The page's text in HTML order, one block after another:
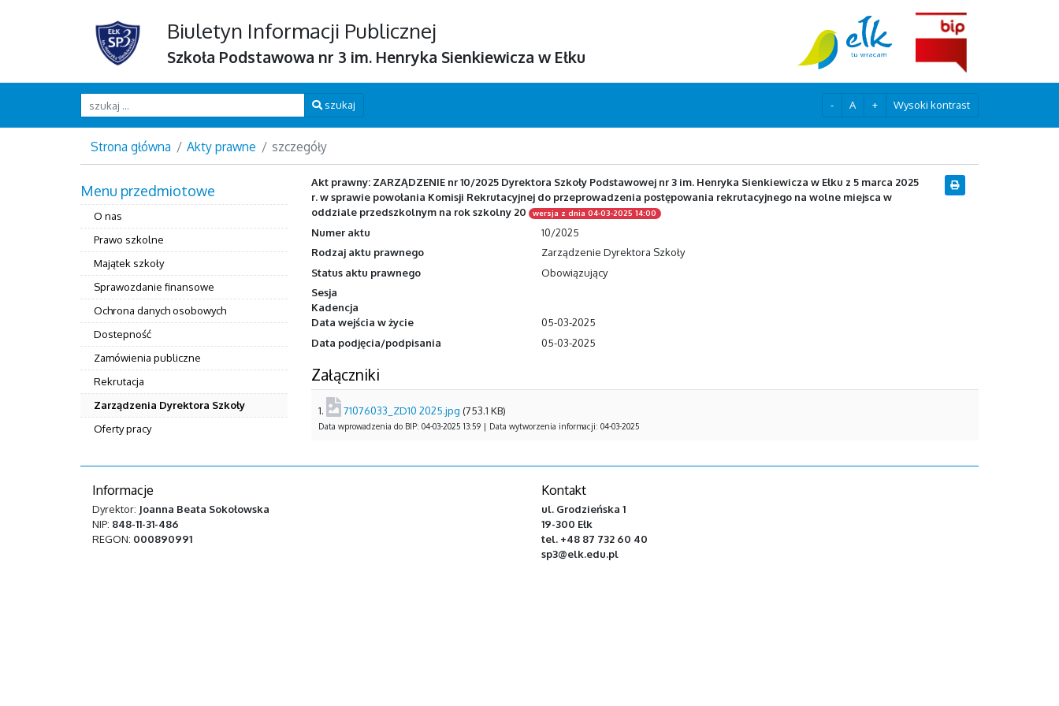
Biuletyn Informacji Publicznej
Szkoła Podstawowa nr 3 im. Henryka Sienkiewicza w Ełku
Wpisz szukaną frazę szukaj - A + Wysoki kontrast
Strona główna Akty prawne szczegóły
Menu przedmiotowe
O nas
Prawo szkolne
Majątek szkoły
Sprawozdanie finansowe
Ochrona danych osobowych
Dostepność
Zamówienia publiczne
Rekrutacja
Zarządzenia Dyrektora Szkoły
Oferty pracy
Akt prawny: ZARZĄDZENIE nr 10/2025 Dyrektora Szkoły Podstawowej nr 3 im. Henryka Sienkiewicza w Ełku z 5 marca 2025
r. w sprawie powołania Komisji Rekrutacyjnej do przeprowadzenia postępowania rekrutacyjnego na wolne miejsca w
oddziale przedszkolnym na rok szkolny 20
wersja z dnia 04-03-2025 14:00
Numer aktu
10/2025
Rodzaj aktu prawnego
Zarządzenie Dyrektora Szkoły
Status aktu prawnego
Obowiązujący
Sesja
Kadencja
Data wejścia w życie
05-03-2025
Data podjęcia/podpisania
05-03-2025
Załączniki
1. 71076033_ZD10 2025.jpg (753.1 KB)
Data wprowadzenia do BIP: 04-03-2025 13:59 | Data wytworzenia informacji: 04-03-2025
Informacje
Dyrektor: Joanna Beata Sokołowska
NIP: 848-11-31-486
REGON: 000890991
Kontakt
ul. Grodzieńska 1
19-300 Ełk
tel. +48 87 732 60 40
sp3@elk.edu.pl